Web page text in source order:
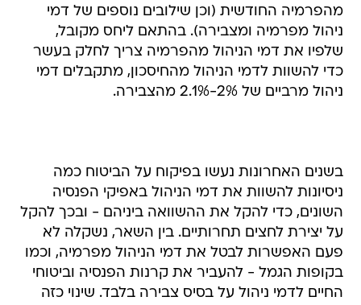
מהפרמיה החודשית (וכן שילובים נוספים של דמי
ניהול מפרמיה ומצבירה). בהתאם ליחס מקובל,
שלפיו את דמי הניהול מהפרמיה צריך לחלק בעשר
כדי להשוות לדמי הניהול מהחיסכון, מתקבלים דמי
ניהול מרביים של 2%-2.1% מהצבירה.
בשנים האחרונות נעשו בפיקוח על הביטוח כמה
ניסיונות להשוות את דמי הניהול באפיקי הפנסיה
השונים, כדי להקל את ההשוואה ביניהם - ובכך להקל
על יצירת לחצים תחרותיים. בין השאר, נשקלה לא
פעם האפשרות לבטל את דמי הניהול מפרמיה, וכמו
בקופות הגמל - להעביר את קרנות הפנסיה וביטוחי
החיים לדמי ניהול על בסיס צבירה בלבד. שינוי כזה